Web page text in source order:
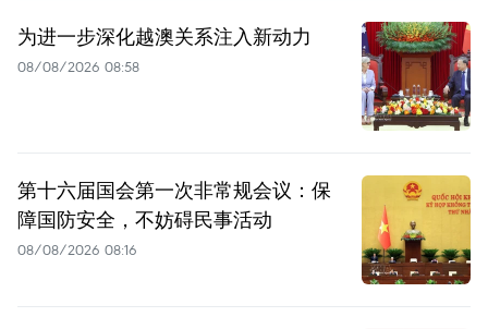
为进一步深化越澳关系注入新动力
08/08/2026 08:58
第十六届国会第一次非常规会议：保
障国防安全，不妨碍民事活动
08/08/2026 08:16